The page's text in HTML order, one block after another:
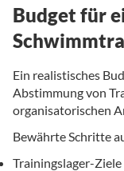
Budget für
Ein realistisches
Abstimmung von
organisatorischen
Bewährte Schritte
Trainingslager-